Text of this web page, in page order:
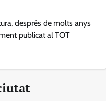
després de molts anys
publicat al TOT